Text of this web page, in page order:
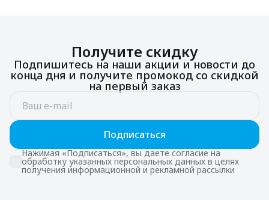
Получите скидку
Подпишитесь на наши акции и новости до
конца дня и получите промокод со скидкой
на первый заказ
Подписаться
Нажимая «Подписаться», вы даете согласие на
обработку указанных персональных данных в целях
получения информационной и рекламной рассылки